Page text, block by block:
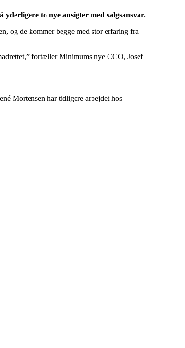
to nye ansigter med salgsansvar.
og de kommer begge med stor erfaring fra
fortæller Minimums nye CCO, Josef
Mortensen har tidligere arbejdet hos